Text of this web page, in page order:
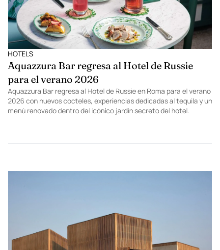
Aquazzura Bar regresa al Hotel de Russie en Roma para el verano
2026 con nuevos cocteles, experiencias dedicadas al tequila y un
menú renovado dentro del icónico jardín secreto del hotel.